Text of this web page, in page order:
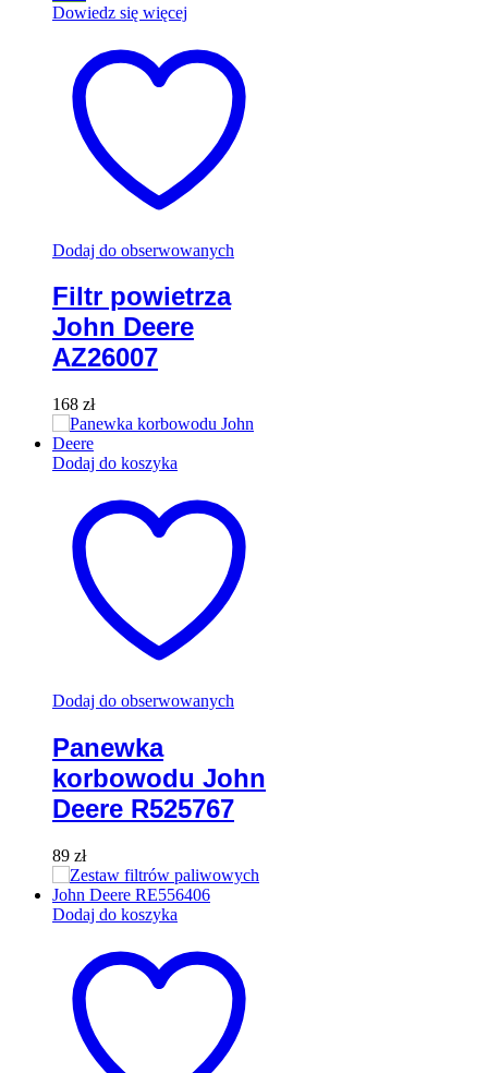
Dowiedz się więcej
Dodaj do obserwowanych
Filtr powietrza
John Deere
AZ26007
168 zł
Dodaj do koszyka
Dodaj do obserwowanych
Panewka
korbowodu John
Deere R525767
89 zł
Dodaj do koszyka